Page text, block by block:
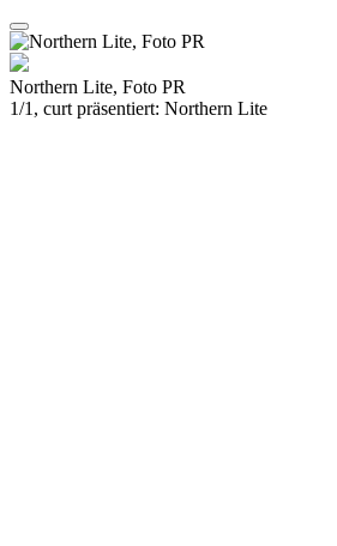
Northern Lite, Foto PR
1/1, curt präsentiert: Northern Lite